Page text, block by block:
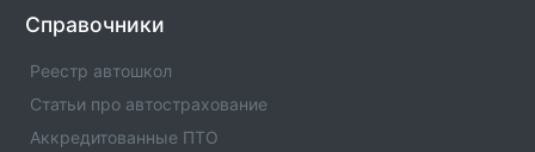
Справочники
Реестр автошкол
Статьи про автострахование
Аккредитованные ПТО